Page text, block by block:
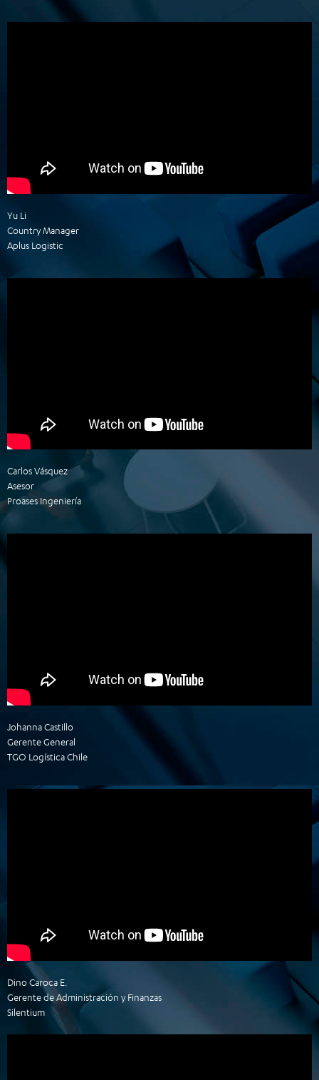
Yu Li
Country Manager
Aplus Logistic
Carlos Vásquez
Asesor
Proases Ingeniería
Johanna Castillo
Gerente General
TGO Logística Chile
Dino Caroca E.
Gerente de Administración y Finanzas
Silentium